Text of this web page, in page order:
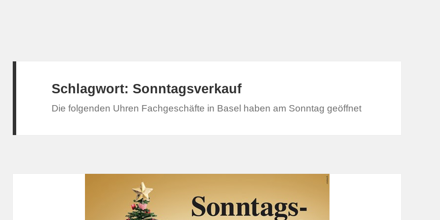
Schlagwort: Sonntagsverkauf
Die folgenden Uhren Fachgeschäfte in Basel haben am Sonntag geöffnet